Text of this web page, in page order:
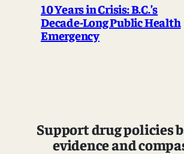
10 Years in Crisis: B.C.’s
Decade-Long Public Health
Emergency
Support drug policies
evidence and